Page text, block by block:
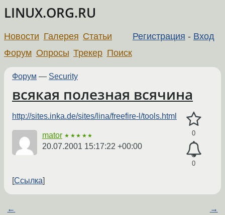
LINUX.ORG.RU
Регистрация - Вход
Новости Галерея Статьи
Форум Опросы Трекер Поиск
Форум — Security
всякая полезная всячина
0
0
http://sites.inka.de/sites/lina/freefire-l/tools.html
mator ★★★★★
20.07.2001 15:17:22 +00:00
Ссылка
← →